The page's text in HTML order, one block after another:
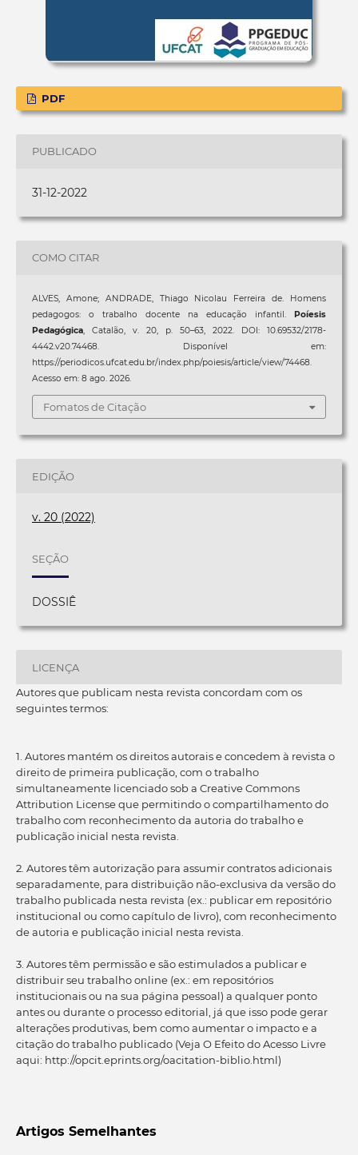
PDF
PUBLICADO
31-12-2022
COMO CITAR
ALVES, Amone; ANDRADE, Thiago Nicolau Ferreira de. Homens
pedagogos: o trabalho docente na educação infantil.Poíesis
Pedagógica, Catalão, v. 20, p. 50–63, 2022. DOI: 10.69532/2178-
4442.v20.74468. Disponível em:
https://periodicos.ufcat.edu.br/index.php/poiesis/article/view/74468.
Acesso em: 8 ago. 2026.
Fomatos de Citação
EDIÇÃO
v. 20 (2022)
SEÇÃO
DOSSIÊ
LICENÇA
Autores que publicam nesta revista concordam com os
seguintes termos:
1. Autores mantém os direitos autorais e concedem à revista o
direito de primeira publicação, com o trabalho
simultaneamente licenciado sob a Creative Commons
Attribution License que permitindo o compartilhamento do
trabalho com reconhecimento da autoria do trabalho e
publicação inicial nesta revista.
2. Autores têm autorização para assumir contratos adicionais
separadamente, para distribuição não-exclusiva da versão do
trabalho publicada nesta revista (ex.: publicar em repositório
institucional ou como capítulo de livro), com reconhecimento
de autoria e publicação inicial nesta revista.
3. Autores têm permissão e são estimulados a publicar e
distribuir seu trabalho online (ex.: em repositórios
institucionais ou na sua página pessoal) a qualquer ponto
antes ou durante o processo editorial, já que isso pode gerar
alterações produtivas, bem como aumentar o impacto e a
citação do trabalho publicado (Veja O Efeito do Acesso Livre
aqui: http://opcit.eprints.org/oacitation-biblio.html)
Artigos Semelhantes